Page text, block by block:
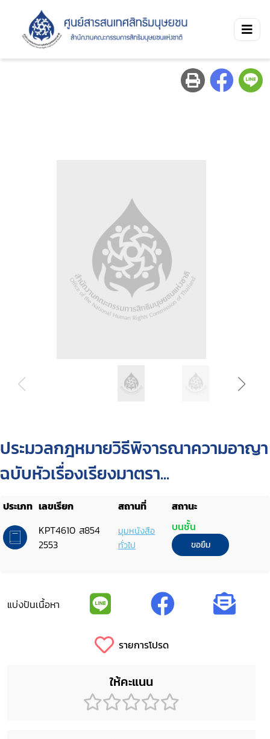
ประมวลกฎหมายวิธีพิจารณาความอาญา
ฉบับหัวเรื่องเรียงมาตรา...
ประเภท เลขเรียก สถานที่
สถานะ
KPT4610 ส854
2553
มุมหนังสือ
ทั่วไป
บนชั้น
ขอยืม
แบ่งปันเนื้อหา
รายการโปรด
ให้คะแนน